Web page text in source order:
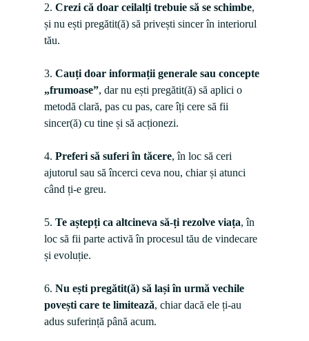
2. Crezi că doar ceilalți trebuie să se schimbe,
și nu ești pregătit(ă) să privești sincer în interiorul
tău.
3. Cauți doar informații generale sau concepte
„frumoase”, dar nu ești pregătit(ă) să aplici o
metodă clară, pas cu pas, care îți cere să fii
sincer(ă) cu tine și să acționezi.
4. Preferi să suferi în tăcere, în loc să ceri
ajutorul sau să încerci ceva nou, chiar și atunci
când ți-e greu.
5. Te aștepți ca altcineva să-ți rezolve viața, în
loc să fii parte activă în procesul tău de vindecare
și evoluție.
6. Nu ești pregătit(ă) să lași în urmă vechile
povești care te limitează, chiar dacă ele ți-au
adus suferință până acum.